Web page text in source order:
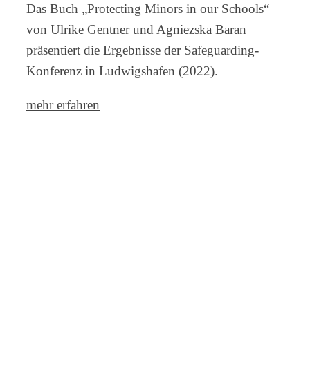
Das Buch „Protecting Minors in our Schools“
von Ulrike Gentner und Agniezska Baran
präsentiert die Ergebnisse der Safeguarding-
Konferenz in Ludwigshafen (2022).
mehr erfahren